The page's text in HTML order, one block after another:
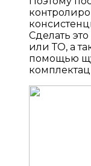
Сделать
или ТО, а
помощью